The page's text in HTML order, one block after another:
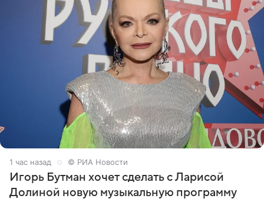
1 час назад © РИА Новости
Игорь Бутман хочет сделать с Ларисой
Долиной новую музыкальную программу